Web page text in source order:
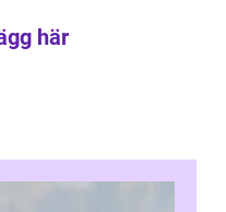
här